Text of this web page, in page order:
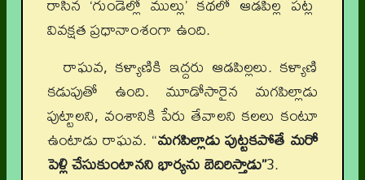
వివక్షత ప్రధానాంశంగా ఉంది.
రాఘవ, కళ్యాణికి ఇద్దరు ఆడపిల్లలు. కళ్యాణి
కడుపుతో ఉంది. మూడోసారైన మగపిల్లాడు
పుట్టాలని, వంశానికి పేరు తేవాలని కలలు కంటూ
ఉంటాడు రాఘవ. “మగపిల్లాడు పుట్టకపోతే మరో
పెళ్లి చేసుకుంటానని భార్యను బెదిరిస్తాడు”3.